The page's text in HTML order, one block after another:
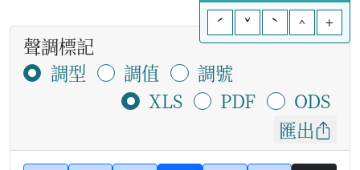
ˊ
ˇ ˋ ^ +
聲調標記
調型
調值
調號
XLS
PDF
ODS
匯出